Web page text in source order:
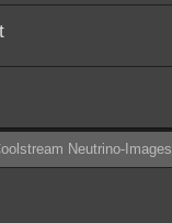
Neutrino-Images